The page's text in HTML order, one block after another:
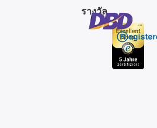
รางวัล